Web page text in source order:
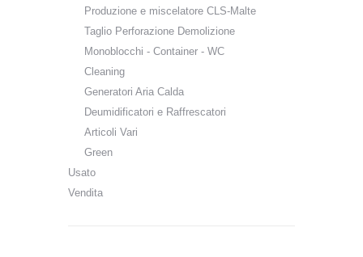
Produzione e miscelatore CLS-Malte
Taglio Perforazione Demolizione
Monoblocchi - Container - WC
Cleaning
Generatori Aria Calda
Deumidificatori e Raffrescatori
Articoli Vari
Green
Usato
Vendita